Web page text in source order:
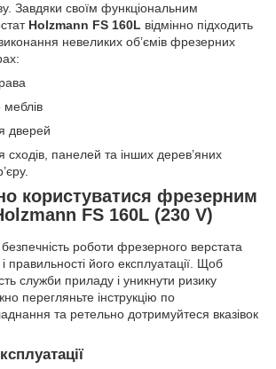
Завдяки своїм функціональним
Holzmann FS 160L відмінно підходить
невеликих об’ємів фрезерних
дверей
сходів, панелей та інших дерев’яних
користуватися фрезерним
FS 160L (230 V)
безпечність роботи фрезерного верстата
правильності його експлуатації. Щоб
служби приладу і уникнути ризику
перегляньте інструкцію по
та ретельно дотримуйтеся вказівок